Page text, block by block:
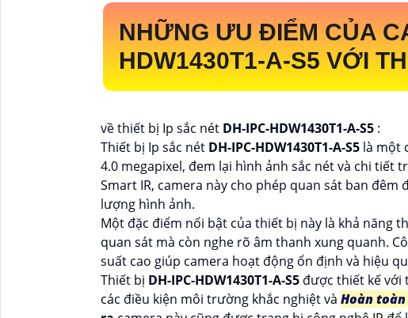
NHỮNG ƯU ĐIỂM CỦA
HDW1430T1-A-S5 VỚI
về thiết bị Ip sắc nét DH-IPC-HDW1430T1-A-S5 :
Thiết bị Ip sắc nét DH-IPC-HDW1430T1-A-S5 là một
4.0 megapixel, đem lại hình ảnh sắc nét và chi tiết
Smart IR, camera này cho phép quan sát ban
lượng hình ảnh.
Một đặc điểm nổi bật của thiết bị này là khả năng
quan sát mà còn nghe rõ âm thanh xung quanh.
suất cao giúp camera hoạt động ổn định và hiệu
Thiết bị DH-IPC-HDW1430T1-A-S5 được thiết kế với
các điều kiện môi trường khắc nghiệt và Hoàn